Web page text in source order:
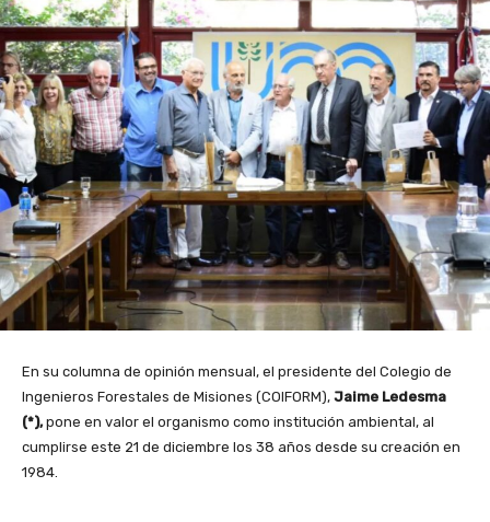
En su columna de opinión mensual, el presidente del Colegio de
Ingenieros Forestales de Misiones (COIFORM), Jaime Ledesma
(*),pone en valor el organismo como institución ambiental, al
cumplirse este 21 de diciembre los 38 años desde su creación en
1984.